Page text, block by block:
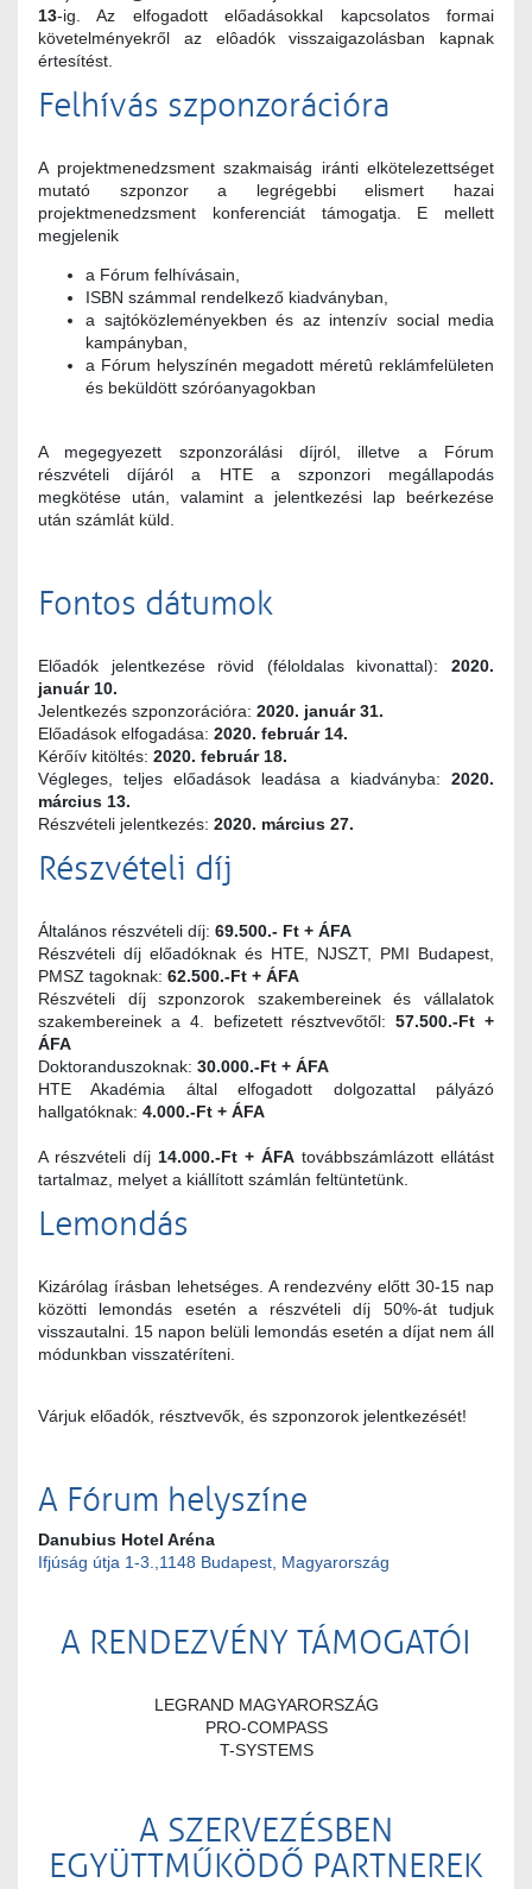
13-ig. Az elfogadott előadásokkal kapcsolatos formai
követelményekről az elôadók visszaigazolásban kapnak
értesítést.
Felhívás szponzorációra
A projektmenedzsment szakmaiság iránti elkötelezettséget
mutató szponzor a legrégebbi elismert hazai
projektmenedzsment konferenciát támogatja. E mellett
megjelenik
a Fórum felhívásain,
ISBN számmal rendelkező kiadványban,
a sajtóközleményekben és az intenzív social media
kampányban,
a Fórum helyszínén megadott méretû reklámfelületen
és beküldött szóróanyagokban
A megegyezett szponzorálási díjról, illetve a Fórum
részvételi díjáról a HTE a szponzori megállapodás
megkötése után, valamint a jelentkezési lap beérkezése
után számlát küld.
Fontos dátumok
Előadók jelentkezése rövid (féloldalas kivonattal): 2020.
január 10.
Jelentkezés szponzorációra: 2020. január 31.
Előadások elfogadása: 2020. február 14.
Kérőív kitöltés: 2020. február 18.
Végleges, teljes előadások leadása a kiadványba: 2020.
március 13.
Részvételi jelentkezés: 2020. március 27.
Részvételi díj
Általános részvételi díj: 69.500.- Ft + ÁFA
Részvételi díj előadóknak és HTE, NJSZT, PMI Budapest,
PMSZ tagoknak: 62.500.-Ft + ÁFA
Részvételi díj szponzorok szakembereinek és vállalatok
szakembereinek a 4. befizetett résztvevőtől:57.500.-Ft +
ÁFA
Doktoranduszoknak: 30.000.-Ft + ÁFA
HTE Akadémia által elfogadott dolgozattal pályázó
hallgatóknak: 4.000.-Ft + ÁFA
A részvételi díj 14.000.-Ft + ÁFA továbbszámlázott ellátást
tartalmaz, melyet a kiállított számlán feltüntetünk.
Lemondás
Kizárólag írásban lehetséges. A rendezvény előtt 30-15 nap
közötti lemondás esetén a részvételi díj 50%-át tudjuk
visszautalni. 15 napon belüli lemondás esetén a díjat nem áll
módunkban visszatéríteni.
Várjuk előadók, résztvevők, és szponzorok jelentkezését!
A Fórum helyszíne
Danubius Hotel Aréna
Ifjúság útja 1-3.,1148 Budapest, Magyarország
A RENDEZVÉNY TÁMOGATÓI
LEGRAND MAGYARORSZÁG
PRO-COMPASS
T-SYSTEMS
A SZERVEZÉSBEN
EGYÜTTMŰKÖDŐ PARTNEREK